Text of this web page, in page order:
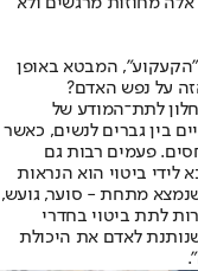
"הקעקוע", המבטא באופן
על נפש האדם?
לתת־המודע של
בין גברים לנשים, כאשר
פעמים רבות גם
ביטוי הוא הנראות
מתחת - סוער, גועש,
לתת ביטוי בחדרי
לאדם את היכולת